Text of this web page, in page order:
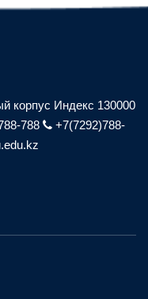
корпус Индекс 130000
788
+7(7292)788-